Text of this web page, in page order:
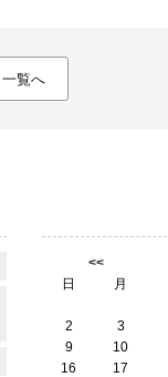
一覧へ
<<
日
月
2
3
9
10
16
17